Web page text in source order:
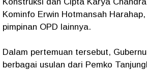
Kominfo Erwin Hotmansah
pimpinan OPD lainnya.
Dalam pertemuan tersebut,
berbagai usulan dari Pemko